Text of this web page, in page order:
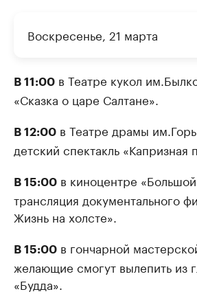
Воскресенье, 21 марта
В 11:00 в Театре кукол
«Сказка о царе Салтане».
В 12:00 в Театре драмы
детский спектакль «Капризная
В 15:00 в киноцентре
трансляция документального
Жизнь на холсте».
В 15:00 в гончарной
желающие смогут вылепить из
«Будда».